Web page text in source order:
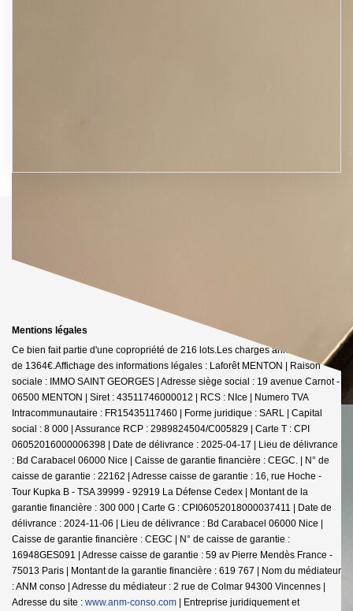
Mentions légales
Ce bien fait partie d'une copropriété de 216 lots.Les charges annuelles sont
de 1364€.Affichage des informations légales : Laforêt MENTON | Raison
sociale : IMMO SAINT GEORGES | Adresse siège social : 19 avenue Carnot -
06500 MENTON | Siret : 43511746000012 | RCS : NIce | Numero TVA
Intracommunautaire : FR15435117460 | Forme juridique : SARL | Capital
social : 8 000 | Assurance RCP : 2989824504/C005829 | Carte T : CPI
06052016000006398 | Date de délivrance : 2025-04-17 | Lieu de délivrance
: Bd Carabacel 06000 Nice | Caisse de garantie financière : CEGC. | N° de
caisse de garantie : 22162 | Adresse caisse de garantie : 16, rue Hoche -
Tour Kupka B - TSA 39999 - 92919 La Défense Cedex | Montant de la
garantie financière : 300 000 | Carte G : CPI06052018000037411 | Date de
délivrance : 2024-11-06 | Lieu de délivrance : Bd Carabacel 06000 Nice |
Caisse de garantie financière : CEGC | N° de caisse de garantie :
16948GES091 | Adresse caisse de garantie : 59 av Pierre Mendès France -
75013 Paris | Montant de la garantie financière : 619 767 | Nom du médiateur
: ANM conso | Adresse du médiateur : 2 rue de Colmar 94300 Vincennes |
Adresse du site : www.anm-conso.com | Entreprise juridiquement et